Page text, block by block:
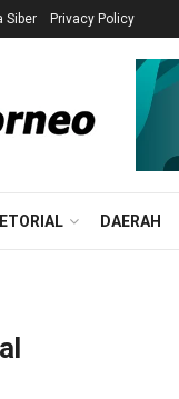
Siber Privacy Policy
DAERAH